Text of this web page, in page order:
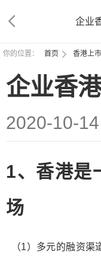
企业
你的位置： 首页 香港上
企业香
2020-10-
1、 香港是
场
（1）多元的融资渠